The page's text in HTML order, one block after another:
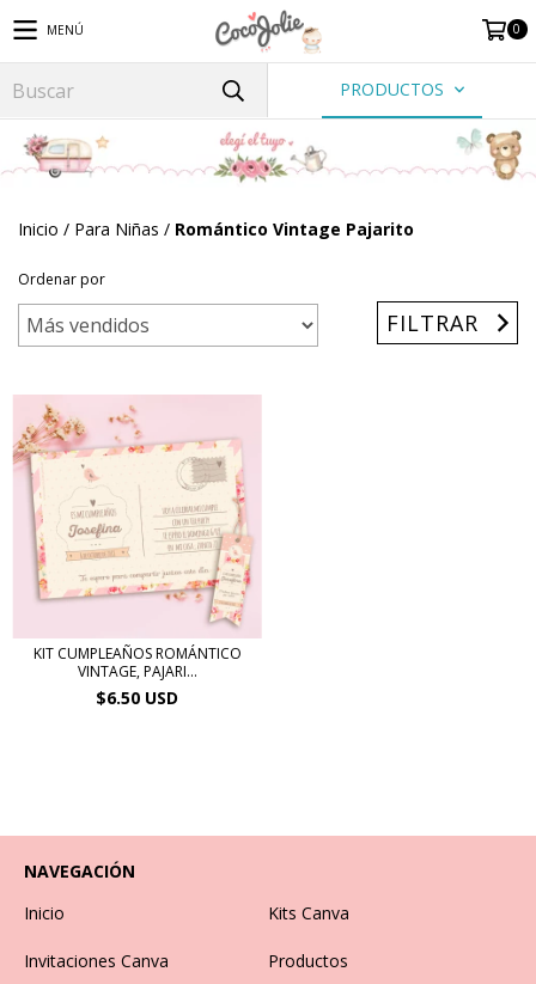
MENÚ 0
PRODUCTOS
Inicio / Para Niñas / Romántico Vintage Pajarito
Ordenar por
FILTRAR
KIT CUMPLEAÑOS ROMÁNTICO
VINTAGE, PAJARI...
$6.50 USD
NAVEGACIÓN
Inicio
Kits Canva
Invitaciones Canva Productos